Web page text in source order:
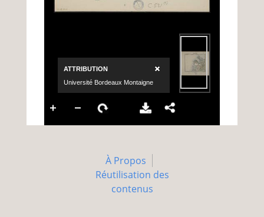
À Propos
Réutilisation des
contenus